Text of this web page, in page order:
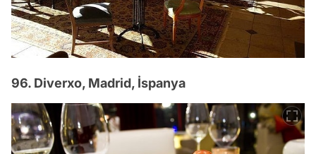
96. Diverxo, Madrid, İspanya